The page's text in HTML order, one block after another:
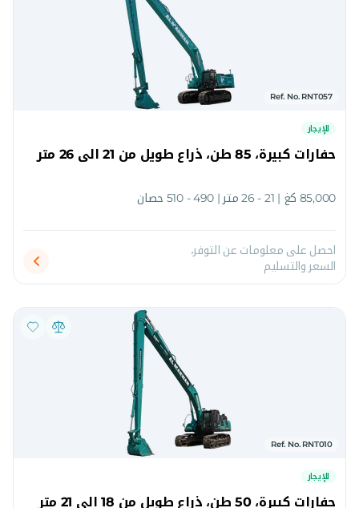
Ref. No. RNT057
للإيجار
حفارات كبيرة، 85 طن، ذراع طويل من 21 الى 26 متر
85,000 كغ | 21 - 26 متر | 490 - 510 حصان
احصل على معلومات عن التوفر،
السعر والتسليم
Ref. No. RNT010
للإيجار
حفارات كبيرة، 50 طن، ذراع طويل من 18 الى 21 متر